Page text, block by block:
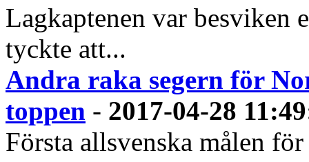
Lagkaptenen var besviken
tyckte att...
Andra raka segern för
toppen - 2017-04-28 11:49
Första allsvenska målen